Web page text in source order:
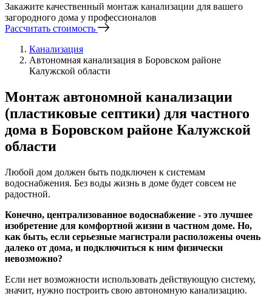
Закажите качественный монтаж канализации для вашего
загородного дома у профессионалов
Рассчитать стоимость
Канализация
Автономная канализация в Боровском районе
Калужской области
Монтаж автономной канализации
(пластиковые септики) для частного
дома в Боровском районе Калужской
области
Любой дом должен быть подключен к системам
водоснабжения. Без воды жизнь в доме будет совсем не
радостной.
Конечно, централизованное водоснабжение - это лучшее
изобретение для комфортной жизни в частном доме. Но,
как быть, если серьезные магистрали расположены очень
далеко от дома, и подключиться к ним физически
невозможно?
Если нет возможности использовать действующую систему,
значит, нужно построить свою автономную канализацию.